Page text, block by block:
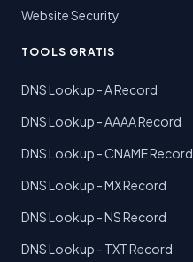
Website Security
TOOLS GRATIS
DNS Lookup - A Record
DNS Lookup - AAAA Record
DNS Lookup - CNAME Record
DNS Lookup - MX Record
DNS Lookup - NS Record
DNS Lookup - TXT Record